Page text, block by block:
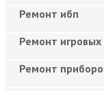
Ремонт ибп
Ремонт игровых
Ремонт